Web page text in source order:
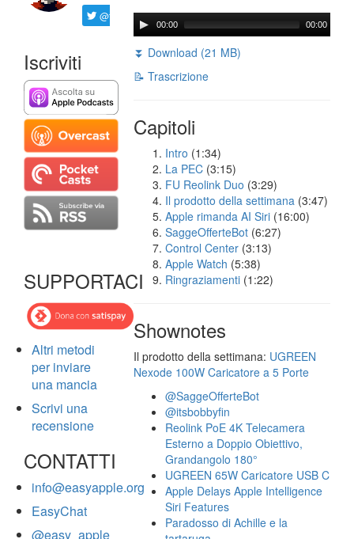
@ftrava
Iscriviti
SUPPORTACI
Altri metodi
per inviare
una mancia
Scrivi una
recensione
CONTATTI
info@easyapple.org
EasyChat
@easy_apple
00:00 00:00
⏬ Download (21 MB)
📝 Trascrizione
Capitoli
Intro (1:34)
La PEC (3:15)
FU Reolink Duo (3:29)
Il prodotto della settimana (3:47)
Apple rimanda AI Siri (16:00)
SaggeOfferteBot (6:27)
Control Center (3:13)
Apple Watch (5:38)
Ringraziamenti (1:22)
Shownotes
Il prodotto della settimana: UGREEN
Nexode 100W Caricatore a 5 Porte
@SaggeOfferteBot
@itsbobbyfin
Reolink PoE 4K Telecamera
Esterno a Doppio Obiettivo,
Grandangolo 180°
UGREEN 65W Caricatore USB C
Apple Delays Apple Intelligence
Siri Features
Paradosso di Achille e la